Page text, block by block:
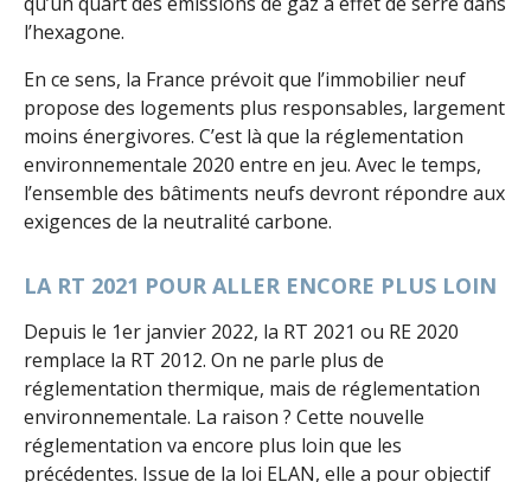
l’hexagone.
En ce sens, la France prévoit que l’immobilier neuf
propose des logements plus responsables, largement
moins énergivores. C’est là que la réglementation
environnementale 2020 entre en jeu. Avec le temps,
l’ensemble des bâtiments neufs devront répondre aux
exigences de la neutralité carbone.
LA RT 2021 POUR ALLER ENCORE PLUS LOIN
Depuis le 1er janvier 2022, la RT 2021 ou RE 2020
remplace la RT 2012. On ne parle plus de
réglementation thermique, mais de réglementation
environnementale. La raison ? Cette nouvelle
réglementation va encore plus loin que les
précédentes. Issue de la loi ELAN, elle a pour objectif